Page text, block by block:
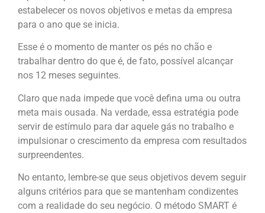
estabelecer os novos objetivos e metas da empresa
para o ano que se inicia.
Esse é o momento de manter os pés no chão e
trabalhar dentro do que é, de fato, possível alcançar
nos 12 meses seguintes.
Claro que nada impede que você defina uma ou outra
meta mais ousada. Na verdade, essa estratégia pode
servir de estímulo para dar aquele gás no trabalho e
impulsionar o crescimento da empresa com resultados
surpreendentes.
No entanto, lembre-se que seus objetivos devem seguir
alguns critérios para que se mantenham condizentes
com a realidade do seu negócio. O método SMART é